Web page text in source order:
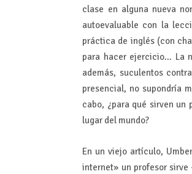
clase en alguna nueva
autoevaluable con la
práctica de inglés (con
para hacer ejercicio… La
además, suculentos
presencial, no supondría
cabo, ¿para qué sirven un
lugar del mundo?
En un viejo artículo,
internet» un profesor